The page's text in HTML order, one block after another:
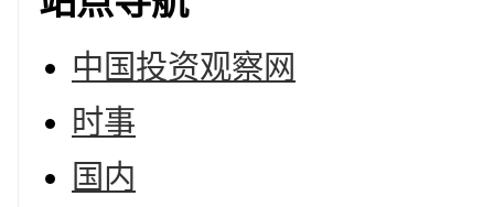
中国投资观察网
时事
国内